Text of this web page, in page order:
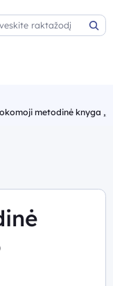
metodinė knyga